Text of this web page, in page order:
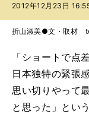
ィ
ー
バ
2012年12月23日
折山淑美●文・取材
「ショートで点
日本独特の緊張
思い切りやって
と思った」とい